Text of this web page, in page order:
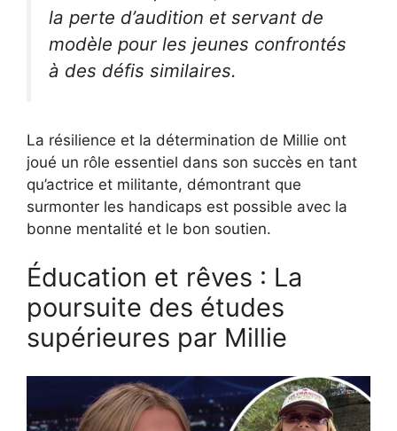
la perte d’audition et servant de
modèle pour les jeunes confrontés
à des défis similaires.
La résilience et la détermination de Millie ont
joué un rôle essentiel dans son succès en tant
qu’actrice et militante, démontrant que
surmonter les handicaps est possible avec la
bonne mentalité et le bon soutien.
Éducation et rêves : La
poursuite des études
supérieures par Millie